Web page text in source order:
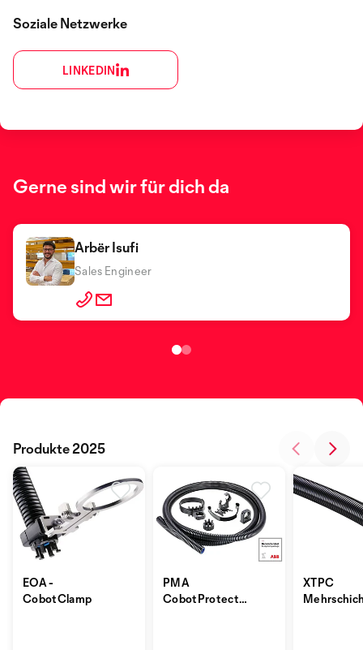
Soziale Netzwerke
LINKEDIN
Gerne sind wir für dich da
Arbër Isufi
Sales Engineer
EOA -
CobotClamp
PMA
CobotProtect™
XTPC
Produkte 2025